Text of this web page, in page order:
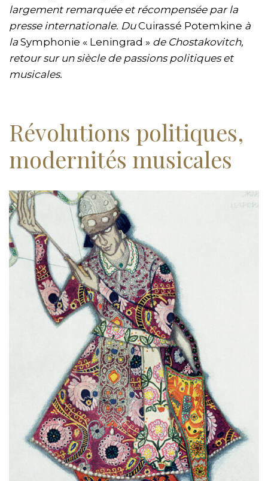
largement remarquée et récompensée par la
presse internationale. DuCuirassé Potemkine à
la Symphonie « Leningrad » de Chostakovitch,
retour sur un siècle de passions politiques et
musicales.
Révolutions politiques,
modernités musicales